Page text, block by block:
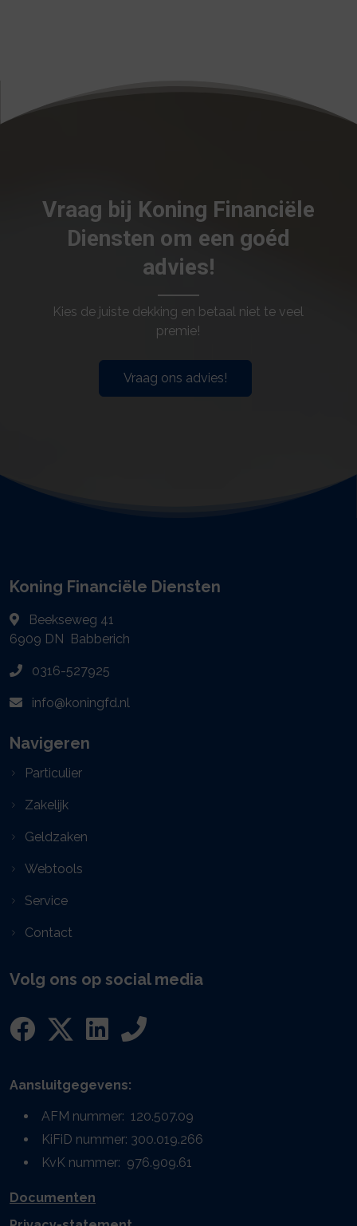
Vraag bij Koning Financiële
Diensten om een goéd
advies!
Kies de juiste dekking en betaal niet te veel
premie!
Vraag ons advies!
Koning Financiële Diensten
Beekseweg 41
6909 DN Babberich
0316-527925
info@koningfd.nl
Navigeren
Particulier
Zakelijk
Geldzaken
Webtools
Service
Contact
Volg ons op social media
Aansluitgegevens:
AFM nummer: 120.507.09
KiFiD nummer: 300.019.266
KvK nummer: 976.909.61
Documenten